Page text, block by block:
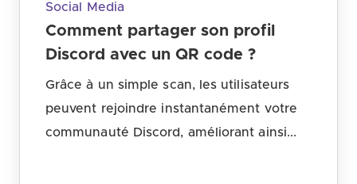
Social Media
Comment partager son profil
Discord avec un QR code ?
Grâce à un simple scan, les utilisateurs
peuvent rejoindre instantanément votre
communauté Discord, améliorant ainsi...